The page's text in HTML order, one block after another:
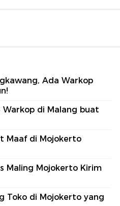
Ada Warkop
Warkop di Malang buat
Maaf di Mojokerto
Maling Mojokerto Kirim
Toko di Mojokerto yang